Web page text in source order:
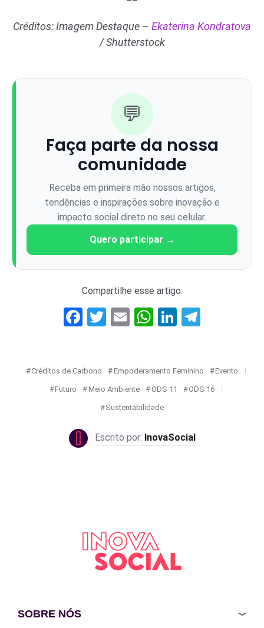
Créditos: Imagem Destaque – Ekaterina Kondratova
/ Shutterstock
💬
Faça parte da nossa
comunidade
Receba em primeira mão nossos artigos,
tendências e inspirações sobre inovação e
impacto social direto no seu celular.
Quero participar →
Compartilhe esse artigo:
Facebook
Twitter
EmailWhatsApp
LinkedIn
Créditos de Carbono Empoderamento Feminino Evento
Futuro Meio Ambiente ODS 11 ODS 16
Sustentabilidade
InovaSocial
SOBRE NÓS